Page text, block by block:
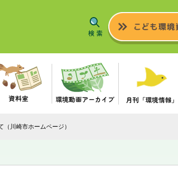
資料室 環境動画アーカイブ 月刊「環境情報」
（川崎市ホームページ）